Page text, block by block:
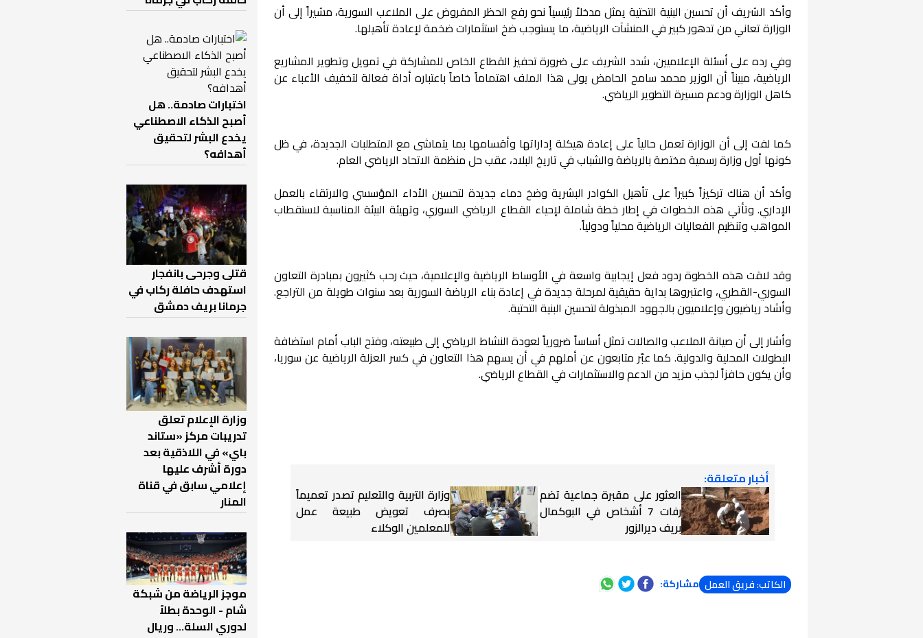
وأكد الشريف أن تحسين البنية التحتية يمثل مدخلاً رئيسياً نحو رفع الحظر المفروض على الملاعب السورية، مشيراً إلى أن
الوزارة تعاني من تدهور كبير في المنشآت الرياضية، ما يستوجب ضخ استثمارات ضخمة لإعادة تأهيلها.
وفي رده على أسئلة الإعلاميين، شدد الشريف على ضرورة تحفيز القطاع الخاص للمشاركة في تمويل وتطوير المشاريع
الرياضية، مبيناً أن الوزير محمد سامح الحامض يولى هذا الملف اهتماماً خاصاً باعتباره أداة فعالة لتخفيف الأعباء عن
كاهل الوزارة ودعم مسيرة التطوير الرياضي.
كما لفت إلى أن الوزارة تعمل حالياً على إعادة هيكلة إداراتها وأقسامها بما يتماشى مع المتطلبات الجديدة، في ظل
كونها أول وزارة رسمية مختصة بالرياضة والشباب في تاريخ البلاد، عقب حل منظمة الاتحاد الرياضي العام.
وأكد أن هناك تركيزاً كبيراً على تأهيل الكوادر البشرية وضخ دماء جديدة لتحسين الأداء المؤسسي والارتقاء بالعمل
الإداري. وتأتي هذه الخطوات في إطار خطة شاملة لإحياء القطاع الرياضي السوري، وتهيئة البيئة المناسبة لاستقطاب
المواهب وتنظيم الفعاليات الرياضية محلياً ودولياً.
وقد لاقت هذه الخطوة ردود فعل إيجابية واسعة في الأوساط الرياضية والإعلامية، حيث رحب كثيرون بمبادرة التعاون
السوري-القطري، واعتبروها بداية حقيقية لمرحلة جديدة في إعادة بناء الرياضة السورية بعد سنوات طويلة من التراجع.
وأشاد رياضيون وإعلاميون بالجهود المبذولة لتحسين البنية التحتية.
وأشار إلى أن صيانة الملاعب والصالات تمثل أساساً ضرورياً لعودة النشاط الرياضي إلى طبيعته، وفتح الباب أمام استضافة
البطولات المحلية والدولية. كما عبّر متابعون عن أملهم في أن يسهم هذا التعاون في كسر العزلة الرياضية عن سوريا،
وأن يكون حافزاً لجذب مزيد من الدعم والاستثمارات في القطاع الرياضي.
أخبار متعلقة:
العثور على مقبرة جماعية تضم
رفات 7 أشخاص في البوكمال
بريف ديرالزور
وزارة التربية والتعليم تصدر تعميماً
بصرف تعويض طبيعة عمل
للمعلمين الوكلاء
الكاتب: فريق العمل مشاركة:
اختبارات صادمة.. هل
أصبح الذكاء الاصطناعي
يخدع البشر لتحقيق
أهدافه؟
قتلى وجرحى بانفجار
استهدف حافلة ركاب في
جرمانا بريف دمشق
وزارة الإعلام تعلق
تدريبات مركز «ستاند
باي» في اللاذقية بعد
دورة أشرف عليها
إعلامي سابق في قناة
المنار
موجز الرياضة من شبكة
شام - الوحدة بطلاً
لدوري السلة... وريال